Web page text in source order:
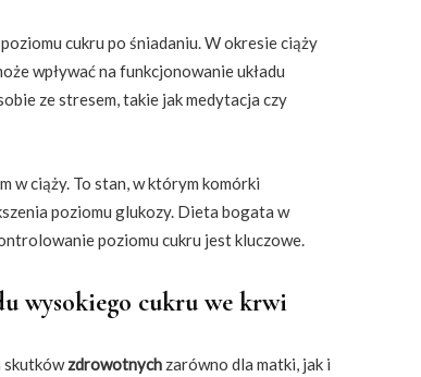
cukru po śniadaniu. W okresie ciąży
wpływać na funkcjonowanie układu
ze stresem, takie jak medytacja czy
w ciąży. To stan, w którym komórki
poziomu glukozy. Dieta bogata w
poziomu cukru jest kluczowe.
wysokiego cukru we krwi
skutkówzdrowotnych zarówno dla matki, jak i